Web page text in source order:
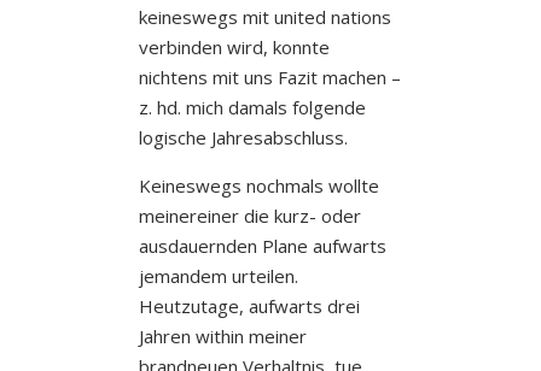
keineswegs mit united nations
verbinden wird, konnte
nichtens mit uns Fazit machen –
z. hd. mich damals folgende
logische Jahresabschluss.
Keineswegs nochmals wollte
meinereiner die kurz- oder
ausdauernden Plane aufwarts
jemandem urteilen.
Heutzutage, aufwarts drei
Jahren within meiner
brandneuen Verhaltnis, tue